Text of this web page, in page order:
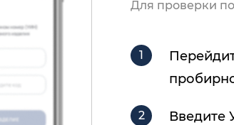
Для проверки
Введите